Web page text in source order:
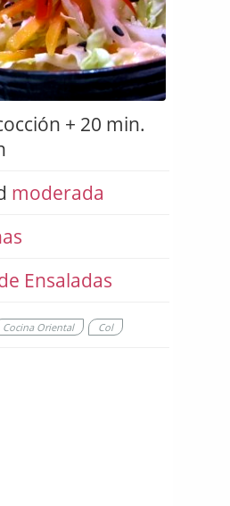
+ 20 min.
moderada
Ensaladas
Cocina Oriental Col